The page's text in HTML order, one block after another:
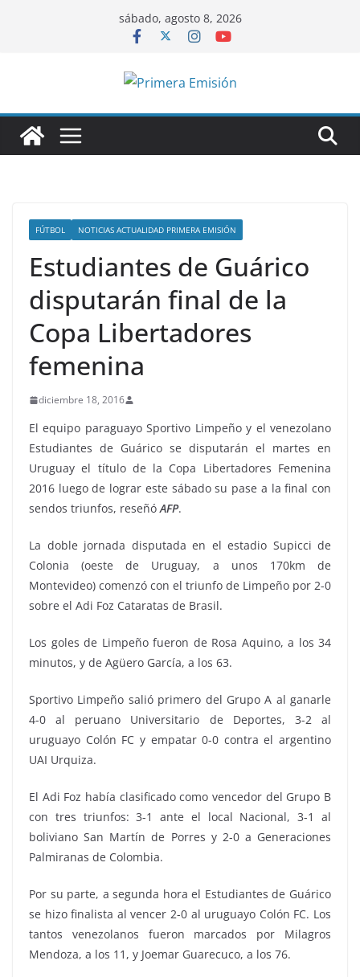
sábado, agosto 8, 2026
FÚTBOL NOTICIAS ACTUALIDAD PRIMERA EMISIÓN
Estudiantes de Guárico
disputarán final de la
Copa Libertadores
femenina
diciembre 18, 2016
El equipo paraguayo Sportivo Limpeño y el venezolano
Estudiantes de Guárico se disputarán el martes en
Uruguay el título de la Copa Libertadores Femenina
2016 luego de lograr este sábado su pase a la final con
sendos triunfos, reseñóAFP.
La doble jornada disputada en el estadio Supicci de
Colonia (oeste de Uruguay, a unos 170km de
Montevideo) comenzó con el triunfo de Limpeño por 2-0
sobre el Adi Foz Cataratas de Brasil.
Los goles de Limpeño fueron de Rosa Aquino, a los 34
minutos, y de Agüero García, a los 63.
Sportivo Limpeño salió primero del Grupo A al ganarle
4-0 al peruano Universitario de Deportes, 3-2 al
uruguayo Colón FC y empatar 0-0 contra el argentino
UAI Urquiza.
El Adi Foz había clasificado como vencedor del Grupo B
con tres triunfos: 3-1 ante el local Nacional, 3-1 al
boliviano San Martín de Porres y 2-0 a Generaciones
Palmiranas de Colombia.
Por su parte, a segunda hora el Estudiantes de Guárico
se hizo finalista al vencer 2-0 al uruguayo Colón FC. Los
tantos venezolanos fueron marcados por Milagros
Mendoza, a los 11, y Joemar Guarecuco, a los 76.